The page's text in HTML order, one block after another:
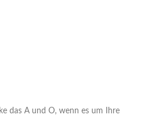
das A und O, wenn es um Ihre